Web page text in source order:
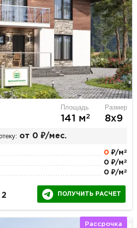
Площадь
141 м2
Размер
8х9
от 0 ₽/мес.
0 ₽/м 2
0 ₽/м 2
0 ₽/м 2
2 ПОЛУЧИТЬ РАСЧЕТ
Рассрочка